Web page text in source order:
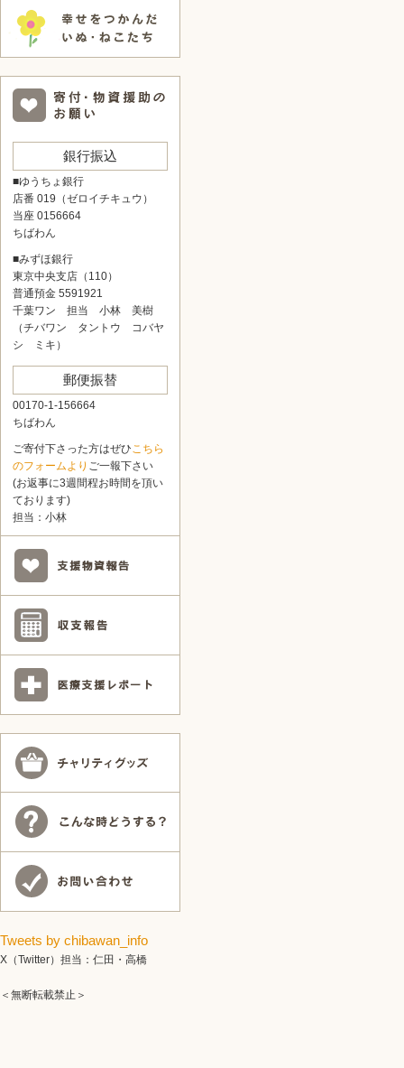
銀行振込
■ゆうちょ銀行
店番 019（ゼロイチキュウ）
当座 0156664
ちばわん
■みずほ銀行
東京中央支店（110）
普通預金 5591921
千葉ワン 担当 小林 美樹
（チバワン タントウ コバヤ
シ ミキ）
郵便振替
00170-1-156664
ちばわん
ご寄付下さった方はぜひこちら
のフォームより ご一報下さい
(お返事に3週間程お時間を頂い
ております)
担当：小林
Tweets by chibawan_info
X（Twitter）担当：仁田・高橋
＜無断転載禁止＞